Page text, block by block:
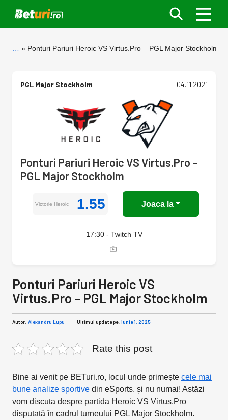
Ponturi Pariuri Heroic VS Virtus.Pro – PGL Major Stockholm
PGL Major Stockholm 04.11.2021
Ponturi Pariuri Heroic VS Virtus.Pro –
PGL Major Stockholm
Victorie Heroic 1.55 Joaca la
17:30 - Twitch TV
Ponturi Pariuri Heroic VS
Virtus.Pro – PGL Major Stockholm
Autor: Alexandru Lupu Ultimul update pe: iunie 1, 2025
Rate this post
Bine ai venit pe BETuri.ro, locul unde primește cele mai
bune analize sportive din eSports, și nu numai! Astăzi
vom discuta despre partida Heroic VS Virtus.Pro
disputată în cadrul turneului PGL Major Stockholm.